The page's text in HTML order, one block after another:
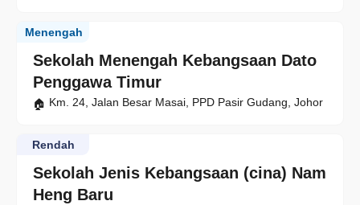
Sekolah Menengah Kebangsaan Dato
Penggawa Timur
Menengah
Km. 24, Jalan Besar Masai, PPD Pasir Gudang, Johor
Sekolah Jenis Kebangsaan (cina) Nam
Heng Baru
Rendah